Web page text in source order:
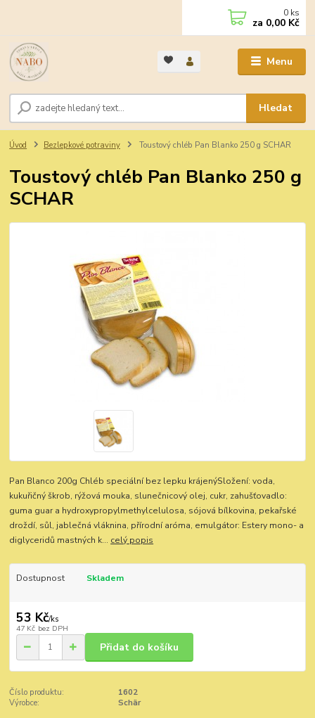
Menu
Hledat
0 ks
za 0,00 Kč
Úvod Bezlepkové potraviny Toustový chléb Pan Blanko 250 g SCHAR
Toustový chléb Pan Blanko 250 g
SCHAR
Pan Blanco 200g Chléb speciální bez lepku krájenýSložení: voda,
kukuřičný škrob, rýžová mouka, slunečnicový olej, cukr, zahušťovadlo:
guma guar a hydroxypropylmethylcelulosa, sójová bílkovina, pekařské
droždí, sůl, jablečná vláknina, přírodní aróma, emulgátor: Estery mono- a
diglyceridů mastných k... celý popis
Dostupnost Skladem
53 Kč/ks
47 Kč bez DPH
Přidat do košíku
Číslo produktu:
1602
Výrobce:
Schär